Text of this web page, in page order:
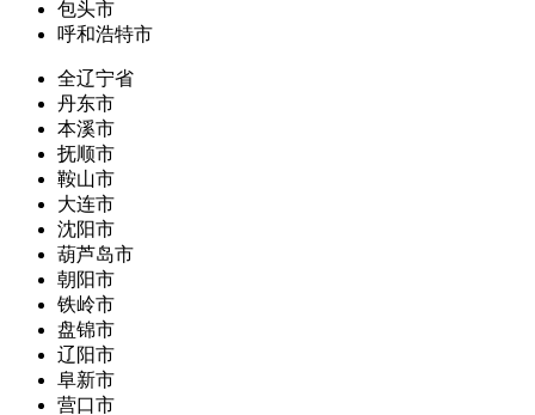
包头市
呼和浩特市
全辽宁省
丹东市
本溪市
抚顺市
鞍山市
大连市
沈阳市
葫芦岛市
朝阳市
铁岭市
盘锦市
辽阳市
阜新市
营口市